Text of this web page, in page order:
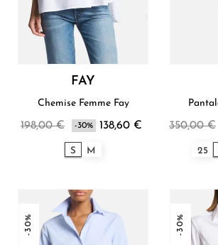
FAY
Chemise Femme Fay
198,00 € -30% 138,60 €
S M
350,00 €
25
-30% -30%